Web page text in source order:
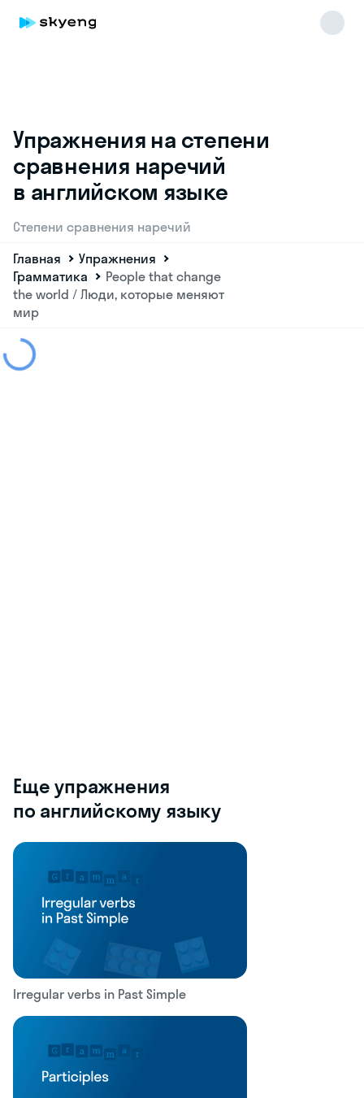
Упражнения на степени
сравнения наречий
в английском языке
Степени сравнения наречий
Главная
Упражнения
Грамматика
People that change
the world / Люди, которые меняют
мир
Еще упражнения
по английскому языку
Irregular verbs in Past Simple